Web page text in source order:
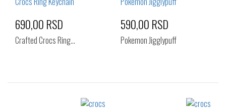
Izaberi željeni broj:
690,00 RSD
Crafted Crocs Ring…
Izaberi željeni broj:
590,00 RSD
Pokemon Jigglypuff